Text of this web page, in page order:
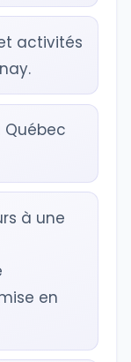
activités
Québec
à une
en